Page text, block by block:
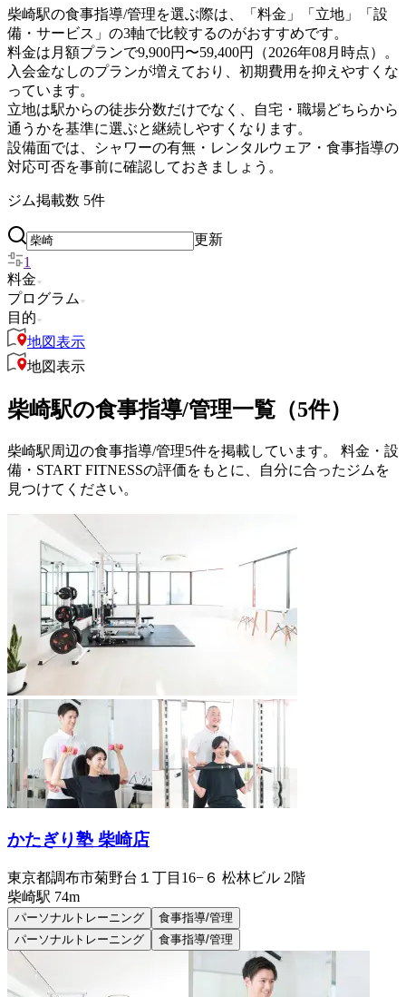
柴崎駅の食事指導/管理を選ぶ際は、「料金」「立地」「設
備・サービス」の3軸で比較するのがおすすめです。
料金は月額プランで9,900円〜59,400円（2026年08月時点）。
入会金なしのプランが増えており、初期費用を抑えやすくな
っています。
立地は駅からの徒歩分数だけでなく、自宅・職場どちらから
通うかを基準に選ぶと継続しやすくなります。
設備面では、シャワーの有無・レンタルウェア・食事指導の
対応可否を事前に確認しておきましょう。
ジム掲載数 5件
更新
1
料金
プログラム
目的
地図表示
地図表示
柴崎駅の食事指導/管理一覧（5件）
柴崎駅周辺の食事指導/管理5件を掲載しています。 料金・設
備・START FITNESSの評価をもとに、自分に合ったジムを
見つけてください。
かたぎり塾 柴崎店
東京都調布市菊野台１丁目16−６ 松林ビル 2階
柴崎駅 74m
パーソナルトレーニング
食事指導/管理
パーソナルトレーニング
食事指導/管理